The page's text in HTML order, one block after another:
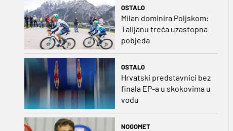
OSTALO
Milan dominira Poljskom:
Talijanu treća uzastopna
pobjeda
OSTALO
Hrvatski predstavnici bez
finala EP-a u skokovima u
vodu
NOGOMET